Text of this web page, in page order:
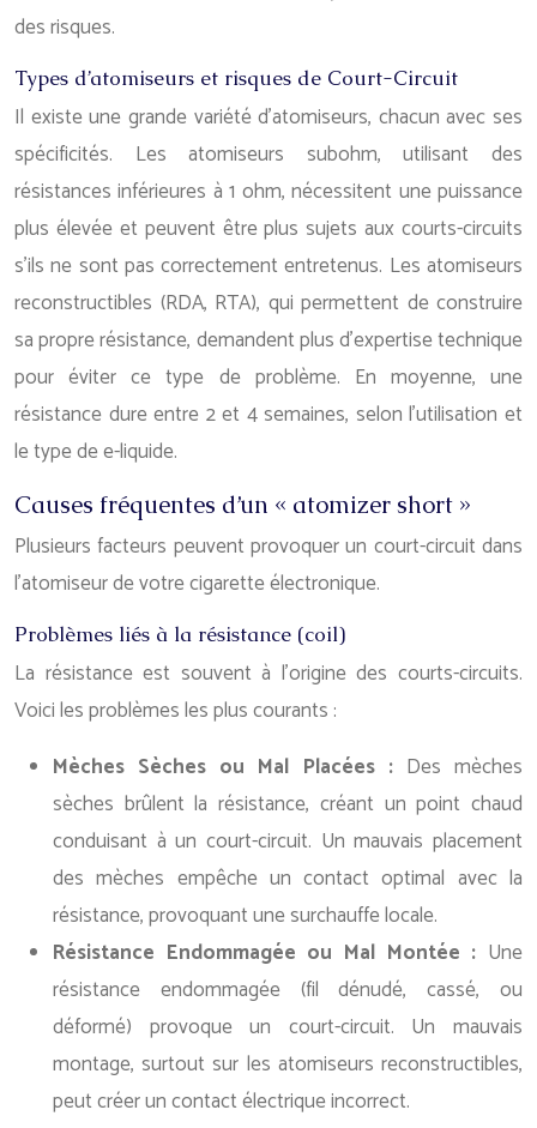
des risques.
Types d’atomiseurs et risques de Court-Circuit
Il existe une grande variété d’atomiseurs, chacun avec ses
spécificités. Les atomiseurs subohm, utilisant des
résistances inférieures à 1 ohm, nécessitent une puissance
plus élevée et peuvent être plus sujets aux courts-circuits
s’ils ne sont pas correctement entretenus. Les atomiseurs
reconstructibles (RDA, RTA), qui permettent de construire
sa propre résistance, demandent plus d’expertise technique
pour éviter ce type de problème. En moyenne, une
résistance dure entre 2 et 4 semaines, selon l’utilisation et
le type de e-liquide.
Causes fréquentes d’un « atomizer short »
Plusieurs facteurs peuvent provoquer un court-circuit dans
l’atomiseur de votre cigarette électronique.
Problèmes liés à la résistance (coil)
La résistance est souvent à l’origine des courts-circuits.
Voici les problèmes les plus courants :
Mèches Sèches ou Mal Placées : Des mèches
sèches brûlent la résistance, créant un point chaud
conduisant à un court-circuit. Un mauvais placement
des mèches empêche un contact optimal avec la
résistance, provoquant une surchauffe locale.
Résistance Endommagée ou Mal Montée : Une
résistance endommagée (fil dénudé, cassé, ou
déformé) provoque un court-circuit. Un mauvais
montage, surtout sur les atomiseurs reconstructibles,
peut créer un contact électrique incorrect.